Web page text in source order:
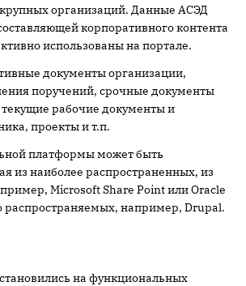
крупных организаций. Данные АСЭД
корпоративного контента
использованы на портале.
документы организации,
поручений, срочные документы
текущие рабочие документы и
проекты и т.п.
платформы может быть
из наиболее распространенных, из
Microsoft Share Point или Oracle
распространяемых, например, Drupal.
на функциональных